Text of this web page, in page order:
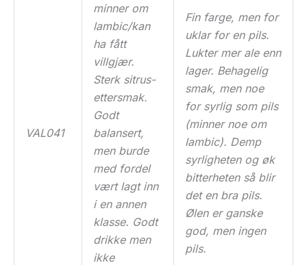
VAL041
minner om
lambic/kan
ha fått
villgjær.
Sterk sitrus-
ettersmak.
Godt
balansert,
men burde
med fordel
vært lagt inn
i en annen
klasse. Godt
drikke men
ikke
Fin farge, men for
uklar for en pils.
Lukter mer ale enn
lager. Behagelig
smak, men noe
for syrlig som pils
(minner noe om
lambic). Demp
syrligheten og øk
bitterheten så blir
det en bra pils.
Ølen er ganske
god, men ingen
pils.